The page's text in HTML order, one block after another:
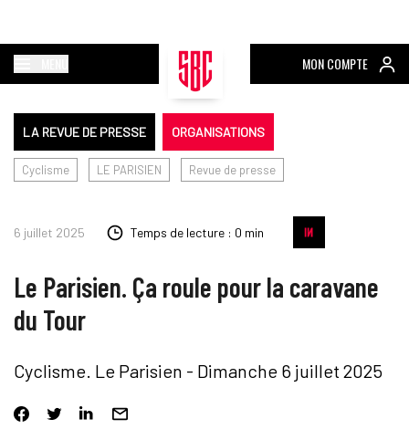
MON COMPTE
LA REVUE DE PRESSE ORGANISATIONS
Cyclisme LE PARISIEN Revue de presse
6 juillet 2025 Temps de lecture : 0 min
Le Parisien. Ça roule pour la caravane
du Tour
Cyclisme. Le Parisien - Dimanche 6 juillet 2025